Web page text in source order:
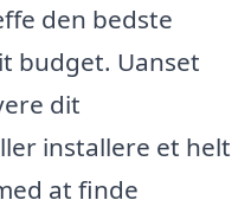
den bedste
budget. Uanset
dit
installere et helt
at finde